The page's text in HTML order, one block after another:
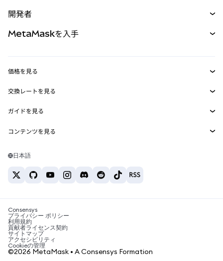
パーペチュアル
RWA
開発者
MetaMask Connect
Snaps
Web3サービス
MetaMaskを入手
セキュリティ
サポート
キャリア
お問い合わせ
価格を見る
イーサリアムの価格
Solanaの価格
Tetherの価格
交換レートを見る
ETH→USD
USDT→INR
BTC→INR
ETH→USDT
ガイドを見る
ETHの購入
USDTの購入
SHIBの購入
BNBの購入
コンテンツを見る
Solanaウォレット
税制関連ニュース
暗号資産の購入方法は？
ビットコインを売るには？
日本語
Consensys
プライバシー ポリシー
利用規約
貢献者ライセンス契約
サイトマップ
アクセシビリティ
Cookieの管理
©2026 MetaMask • A Consensys Formation